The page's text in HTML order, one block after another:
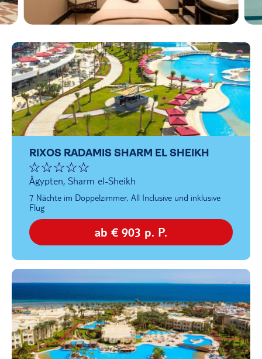
RIXOS RADAMIS SHARM EL SHEIKH
Ägypten, Sharm el-Sheikh
7 Nächte im Doppelzimmer, All Inclusive und inklusive
Flug
ab € 903 p. P.